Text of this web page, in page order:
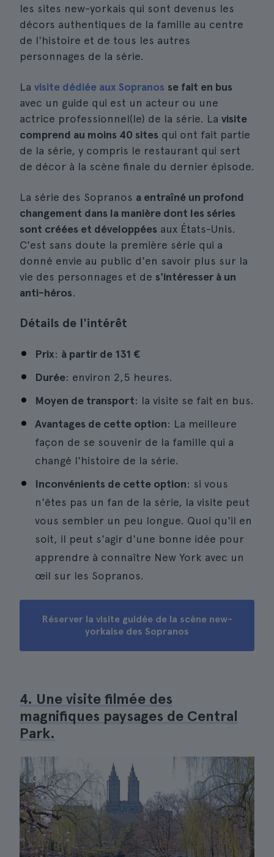
les sites new-yorkais qui sont devenus les
décors authentiques de la famille au centre
de l'histoire et de tous les autres
personnages de la série.
La visite dédiée aux Sopranos se fait en bus
avec un guide qui est un acteur ou une
actrice professionnel(le) de la série. La visite
comprend au moins 40 sites qui ont fait partie
de la série, y compris le restaurant qui sert
de décor à la scène finale du dernier épisode.
La série des Sopranos a entraîné un profond
changement dans la manière dont les séries
sont créées et développées aux États-Unis.
C'est sans doute la première série qui a
donné envie au public d'en savoir plus sur la
vie des personnages et de s'intéresser à un
anti-héros.
Détails de l'intérêt
Prix: à partir de 131 €
Durée: environ 2,5 heures.
Moyen de transport: la visite se fait en bus.
Avantages de cette option: La meilleure
façon de se souvenir de la famille qui a
changé l'histoire de la série.
Inconvénients de cette option: si vous
n'êtes pas un fan de la série, la visite peut
vous sembler un peu longue. Quoi qu'il en
soit, il peut s'agir d'une bonne idée pour
apprendre à connaître New York avec un
œil sur les Sopranos.
Réserver la visite guidée de la scène new-
yorkaise des Sopranos
4. Une visite filmée des
magnifiques paysages de Central
Park.